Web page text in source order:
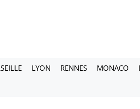
LYON RENNES MONACO